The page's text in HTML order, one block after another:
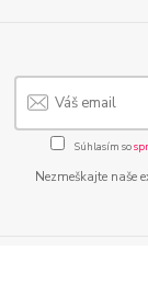
Súhlasím so
Nezmeškajte naše